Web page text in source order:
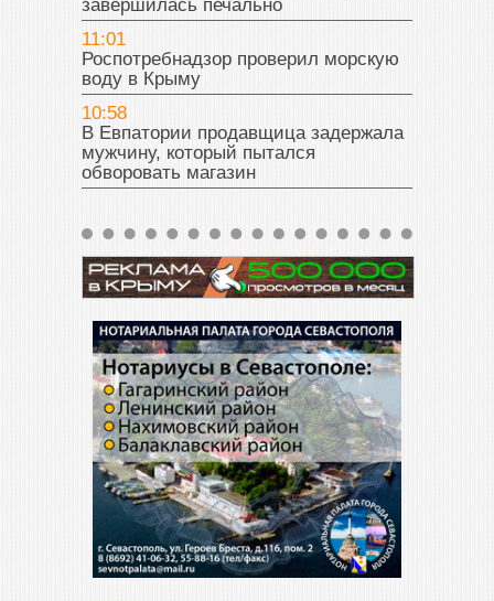
завершилась печально
11:01
Роспотребнадзор проверил морскую
воду в Крыму
10:58
В Евпатории продавщица задержала
мужчину, который пытался
обворовать магазин